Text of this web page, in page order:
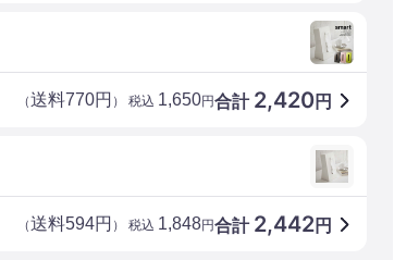
合計 2,420円
（送料770円 ） 税込 1,650円
合計 2,442円
（送料594円 ） 税込 1,848円